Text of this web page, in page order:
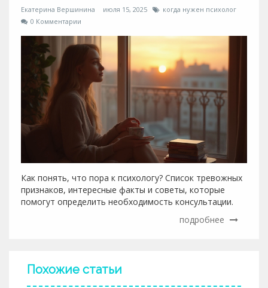
Екатерина Вершинина июля 15, 2025
когда нужен психолог
0 Комментарии
Как понять, что пора к психологу? Список тревожных
признаков, интересные факты и советы, которые
помогут определить необходимость консультации.
подробнее
Похожие статьи